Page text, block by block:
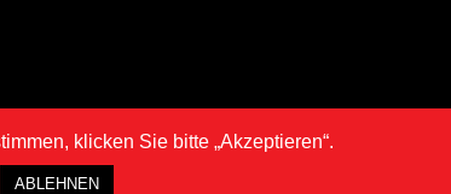
klicken Sie bitte „Akzeptieren“.
ABLEHNEN